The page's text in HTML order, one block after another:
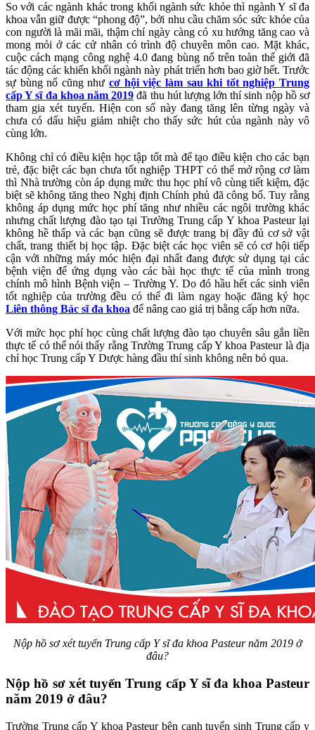
So với các ngành khác trong khối ngành sức khỏe thì ngành Y sĩ đa
khoa vẫn giữ được “phong độ”, bởi nhu cầu chăm sóc sức khỏe của
con người là mãi mãi, thậm chí ngày càng có xu hướng tăng cao và
mong mỏi ở các cử nhân có trình độ chuyên môn cao. Mặt khác,
cuộc cách mạng công nghệ 4.0 đang bùng nổ trên toàn thế giới đã
tác động các khiến khối ngành này phát triển hơn bao giờ hết. Trước
sự bùng nổ cũng nhưcơ hội việc làm sau khi tốt nghiệp Trung
cấp Y sĩ đa khoa năm 2019 đã thu hút lượng lớn thí sinh nộp hồ sơ
tham gia xét tuyển. Hiện con số này đang tăng lên từng ngày và
chưa có dấu hiệu giảm nhiệt cho thấy sức hút của ngành này vô
cùng lớn.
Không chỉ có điều kiện học tập tốt mà để tạo điều kiện cho các bạn
trẻ, đặc biệt các bạn chưa tốt nghiệp THPT có thể mở rộng cơ làm
thì Nhà trường còn áp dụng mức thu học phí vô cùng tiết kiệm, đặc
biệt sẽ không tăng theo Nghị định Chính phủ đã công bố. Tuy rằng
không áp dụng mức học phí tăng như nhiều các ngôi trường khác
nhưng chất lượng đào tạo tại Trường Trung cấp Y khoa Pasteur lại
không hề thấp và các bạn cũng sẽ được trang bị đầy đủ cơ sở vật
chất, trang thiết bị học tập. Đặc biệt các học viên sẽ có cơ hội tiếp
cận với những máy móc hiện đại nhất đang được sử dụng tại các
bệnh viện để ứng dụng vào các bài học thực tế của mình trong
chính mô hình Bệnh viện – Trường Y. Do đó hầu hết các sinh viên
tốt nghiệp của trường đều có thể đi làm ngay hoặc đăng ký học
Liên thông Bác sĩ đa khoa để nâng cao giá trị bằng cấp hơn nữa.
Với mức học phí học cùng chất lượng đào tạo chuyên sâu gắn liền
thực tế có thể nói thấy rằng Trường Trung cấp Y khoa Pasteur là địa
chỉ học Trung cấp Y Dược hàng đầu thí sinh không nên bỏ qua.
Nộp hồ sơ xét tuyển Trung cấp Y sĩ đa khoa Pasteur năm 2019 ở
đâu?
Nộp hồ sơ xét tuyển Trung cấp Y sĩ đa khoa Pasteur
năm 2019 ở đâu?
Trường Trung cấp Y khoa Pasteur bên cạnh tuyển sinh Trung cấp y